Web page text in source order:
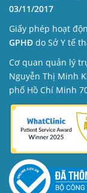
03/11/2017
Giấy phép hoạt
GPHĐ do Sở Y tế
Cơ quan quản lý
Nguyễn Thị Minh
phố Hồ Chí Minh